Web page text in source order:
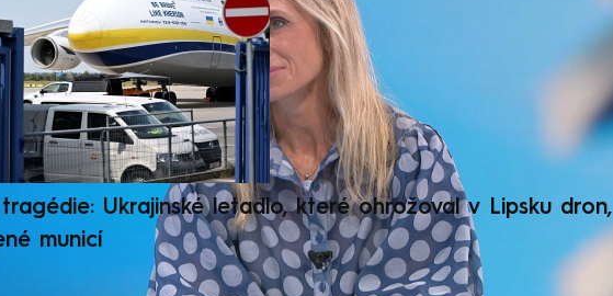
Ukrajinské letadlo, které ohrožoval v Lipsku dron,
municí